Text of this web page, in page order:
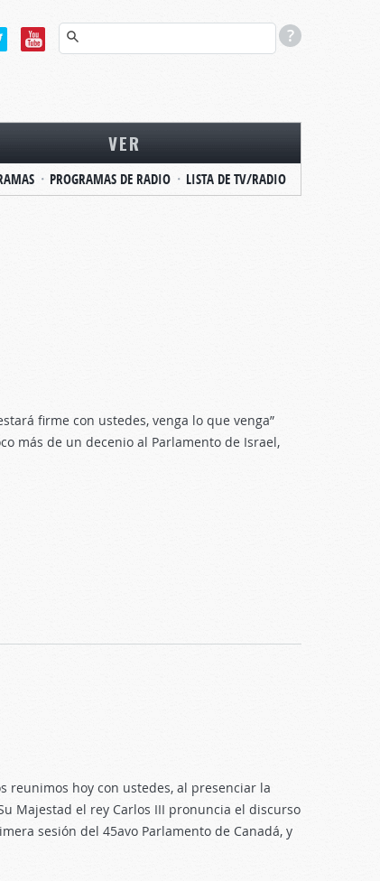
VER
PROGRAMAS DE RADIO LISTA DE TV/RADIO
firme con ustedes, venga lo que venga”
más de un decenio al Parlamento de Israel,
reunimos hoy con ustedes, al presenciar la
Majestad el rey Carlos III pronuncia el discurso
sesión del 45avo Parlamento de Canadá, y